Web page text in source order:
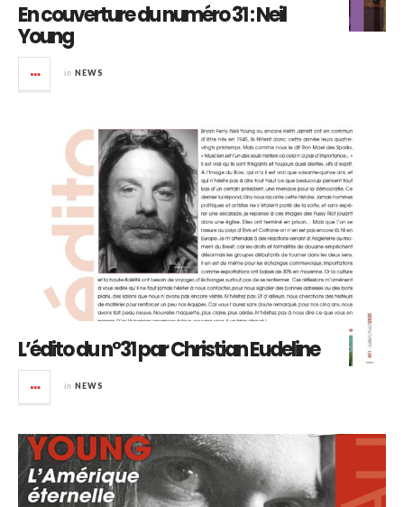
En couverture du numéro 31 : Neil
Young
in NEWS
L’édito du n°31 par Christian Eudeline
in NEWS